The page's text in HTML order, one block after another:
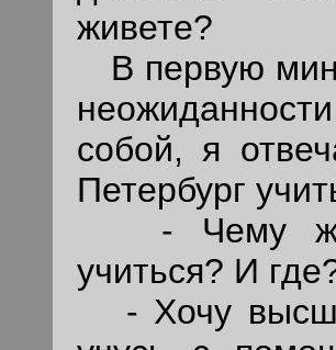
живете?
В первую
собой, я
Петербург
- Чему же
учиться? И
- Хочу